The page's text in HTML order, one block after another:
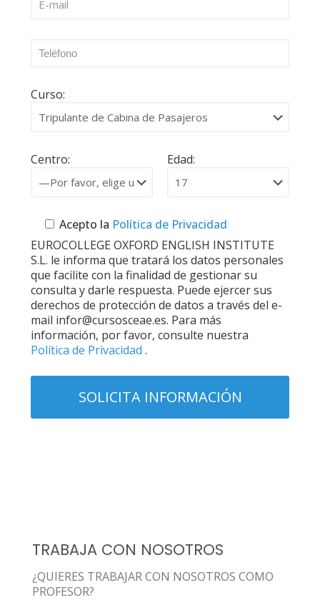
Curso:
Centro: Edad:
Acepto la Política de Privacidad
EUROCOLLEGE OXFORD ENGLISH INSTITUTE
S.L. le informa que tratará los datos personales
que facilite con la finalidad de gestionar su
consulta y darle respuesta. Puede ejercer sus
derechos de protección de datos a través del e-
mail infor@cursosceae.es. Para más
información, por favor, consulte nuestra
Política de Privacidad .
TRABAJA CON NOSOTROS
¿QUIERES TRABAJAR CON NOSOTROS COMO
PROFESOR?